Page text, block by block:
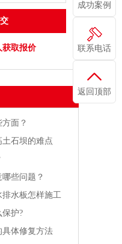
获取报价
面？
石坝的难点
些问题？
水板怎样施工
护?
体修复方法
成功案例
联系电话
返回顶部